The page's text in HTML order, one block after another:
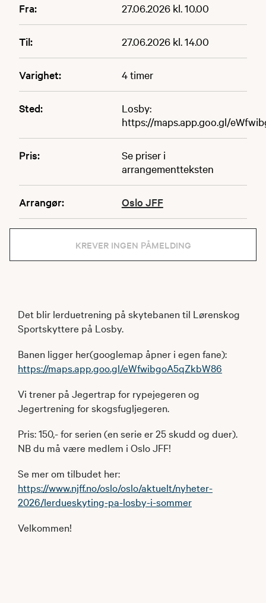
Fra: 27.06.2026 kl. 10.00
Til: 27.06.2026 kl. 14.00
Varighet: 4 timer
Sted:
Losby:
https://maps.app.goo.gl/
Pris:
Se priser i
arrangementteksten
Arrangør: Oslo JFF
KREVER INGEN PÅMELDING
Det blir lerduetrening på skytebanen til Lørenskog
Sportskyttere på Losby.
Banen ligger her(googlemap åpner i egen fane):
https://maps.app.goo.gl/eWfwibgoA5qZkbW86
Vi trener på Jegertrap for rypejegeren og
Jegertrening for skogsfugljegeren.
Pris: 150,- for serien (en serie er 25 skudd og duer).
NB du må være medlem i Oslo JFF!
Se mer om tilbudet her:
https://www.njff.no/oslo/oslo/aktuelt/nyheter-
2026/lerdueskyting-pa-losby-i-sommer
Velkommen!